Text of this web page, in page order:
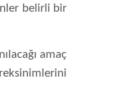
belirli bir
amaç